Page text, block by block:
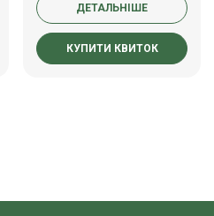
ДЕТАЛЬНІШЕ
КУПИТИ КВИТОК